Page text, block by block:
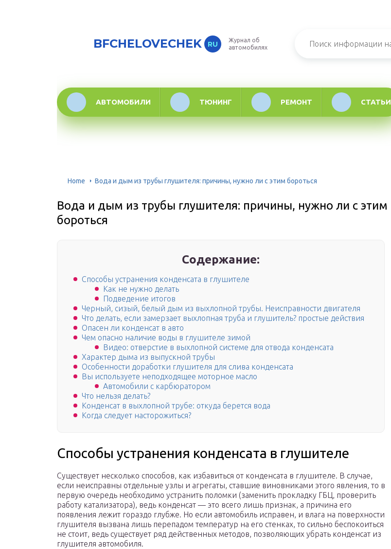
BFCHELOVECHEK RU
Журнал об
автомобилях
АВТОМОБИЛИ ТЮНИНГ РЕМОНТ СТАТЬИ
Home Вода и дым из трубы глушителя: причины, нужно ли с этим бороться
Вода и дым из трубы глушителя: причины, нужно ли с этим
бороться
Содержание:
Способы устранения конденсата в глушителе
Как не нужно делать
Подведение итогов
Черный, сизый, белый дым из выхлопной трубы. Неисправности двигателя
Что делать, если замерзает выхлопная труба и глушитель? простые действия
Опасен ли конденсат в авто
Чем опасно наличие воды в глушителе зимой
Видео: отверстие в выхлопной системе для отвода конденсата
Характер дыма из выпускной трубы
Особенности доработки глушителя для слива конденсата
Вы используете неподходящее моторное масло
Автомобили с карбюратором
Что нельзя делать?
Конденсат в выхлопной трубе: откуда берется вода
Когда следует насторожиться?
Способы устранения конденсата в глушителе
Существует несколько способов, как избавиться от конденсата в глушителе. В случае,
если неисправны отдельные узлы и агрегаты, ставшие виновниками этого явления, то в
первую очередь необходимо устранить поломки (заменить прокладку ГБЦ, проверить
работу катализатора), ведь конденсат — это всего лишь признак, а причина его
появления лежит гораздо глубже. Но если автомобиль исправен, и влага на поверхности
глушителя вызвана лишь перепадом температур на его стенках, то сильно беспокоиться
не стоит, ведь существует ряд действенных методов, позволяющих убрать конденсат из
глушителя автомобиля.